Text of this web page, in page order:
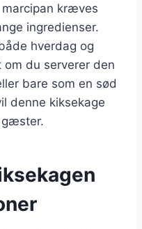
marcipan kræves
ingredienser.
hverdag og
du serverer den
bare som en sød
denne kiksekage
gæster.